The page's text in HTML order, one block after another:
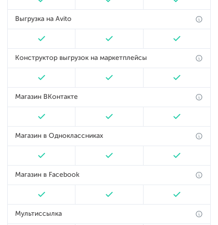
Выгрузка на Avito
Конструктор выгрузок на маркетплейсы
Магазин ВКонтакте
Магазин в Одноклассниках
Магазин в Facebook
Мультиссылка